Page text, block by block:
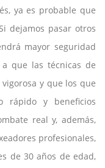
ya es probable que
dejamos pasar otros
mayor seguridad
que las técnicas de
y que los que
rápido y beneficios
real y, además,
profesionales,
de 30 años de edad,